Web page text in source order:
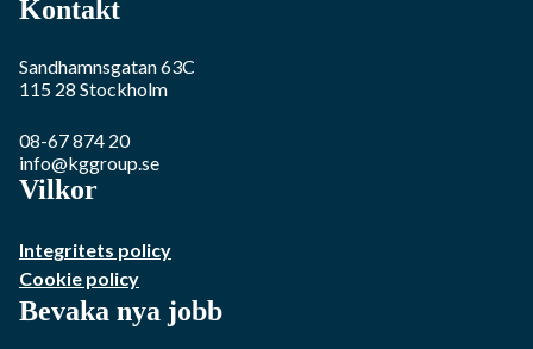
Kontakt
Sandhamnsgatan 63C
115 28 Stockholm
08-67 874 20
info@kggroup.se
Vilkor
Integritets policy
Cookie policy
Bevaka nya jobb